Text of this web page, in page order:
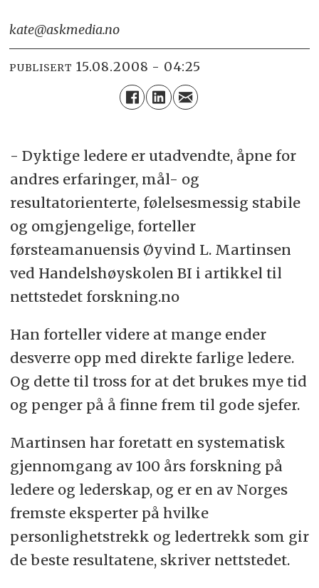
kate@askmedia.no
PUBLISERT 15.08.2008 - 04:25
- Dyktige ledere er utadvendte, åpne for
andres erfaringer, mål- og
resultatorienterte, følelsesmessig stabile
og omgjengelige, forteller
førsteamanuensis Øyvind L. Martinsen
ved Handelshøyskolen BI i artikkel til
nettstedet forskning.no
Han forteller videre at mange ender
desverre opp med direkte farlige ledere.
Og dette til tross for at det brukes mye tid
og penger på å finne frem til gode sjefer.
Martinsen har foretatt en systematisk
gjennomgang av 100 års forskning på
ledere og lederskap, og er en av Norges
fremste eksperter på hvilke
personlighetstrekk og ledertrekk som gir
de beste resultatene, skriver nettstedet.